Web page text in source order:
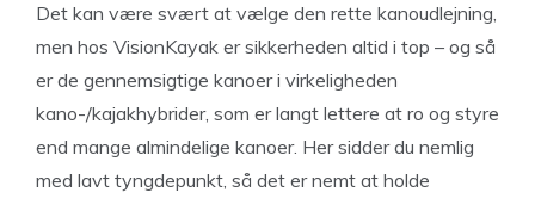
Det kan være svært at vælge den rette kanoudlejning,
men hos VisionKayak er sikkerheden altid i top – og så
er de gennemsigtige kanoer i virkeligheden
kano-/kajakhybrider, som er langt lettere at ro og styre
end mange almindelige kanoer. Her sidder du nemlig
med lavt tyngdepunkt, så det er nemt at holde